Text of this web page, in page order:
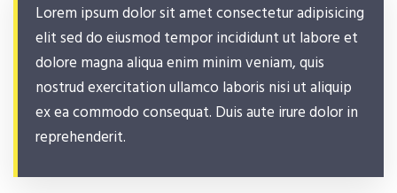
Lorem ipsum dolor sit amet consectetur adipisicing
elit sed do eiusmod tempor incididunt ut labore et
dolore magna aliqua enim minim veniam, quis
nostrud exercitation ullamco laboris nisi ut aliquip
ex ea commodo consequat. Duis aute irure dolor in
reprehenderit.